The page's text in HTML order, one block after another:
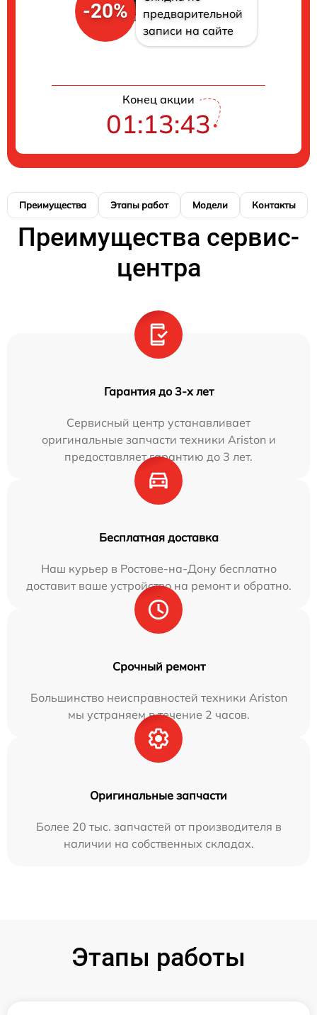
-20%
предварительной
записи на сайте
Конец акции
01:13:42
Преимущества Этапы работ Модели Контакты
Преимущества сервис-
центра
Гарантия до 3-х лет
Сервисный центр устанавливает
оригинальные запчасти техники Ariston и
предоставляет гарантию до 3 лет.
Бесплатная доставка
Наш курьер в Ростове-на-Дону бесплатно
доставит ваше устройство на ремонт и обратно.
Срочный ремонт
Большинство неисправностей техники Ariston
мы устраняем в течение 2 часов.
Оригинальные запчасти
Более 20 тыс. запчастей от производителя в
наличии на собственных складах.
Этапы работы